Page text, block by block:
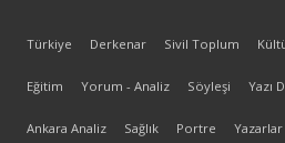
Türkiye Derkenar Sivil Toplum
Eğitim Yorum - Analiz Söyleşi Yazı
Ankara Analiz Sağlık Portre Yazarlar